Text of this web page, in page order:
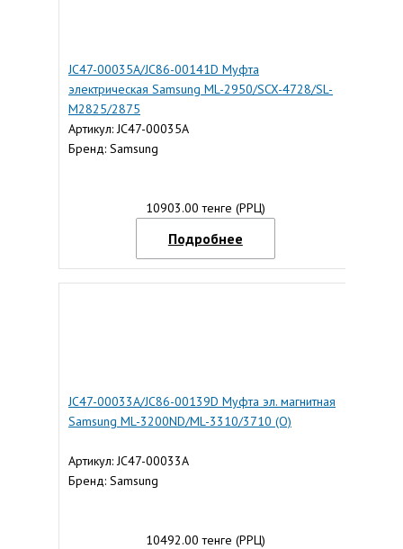
JC47-00035A/JC86-00141D Муфта
электрическая Samsung ML-2950/SCX-4728/SL-
M2825/2875
Артикул: JC47-00035A
Бренд: Samsung
10903.00 тенге (РРЦ)
Подробнее
JC47-00033A/JC86-00139D Муфта эл. магнитная
Samsung ML-3200ND/ML-3310/3710 (O)
Артикул: JC47-00033A
Бренд: Samsung
10492.00 тенге (РРЦ)